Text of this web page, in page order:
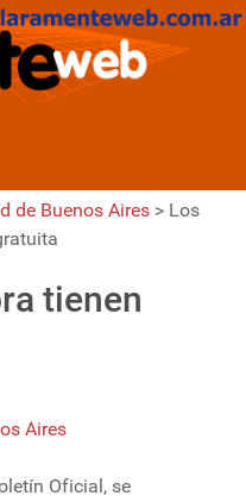
de Buenos Aires > Los
tienen
Aires
Oficial, se